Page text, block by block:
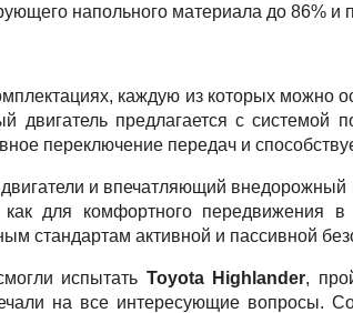
напольного материала до 86% и
каждую из которых можно
предлагается с системой
переключение передач и
и впечатляющий
для комфортного передвижения
стандартам активной и пассивной
испытать Toyota Highlander,
на все интересующие вопросы.